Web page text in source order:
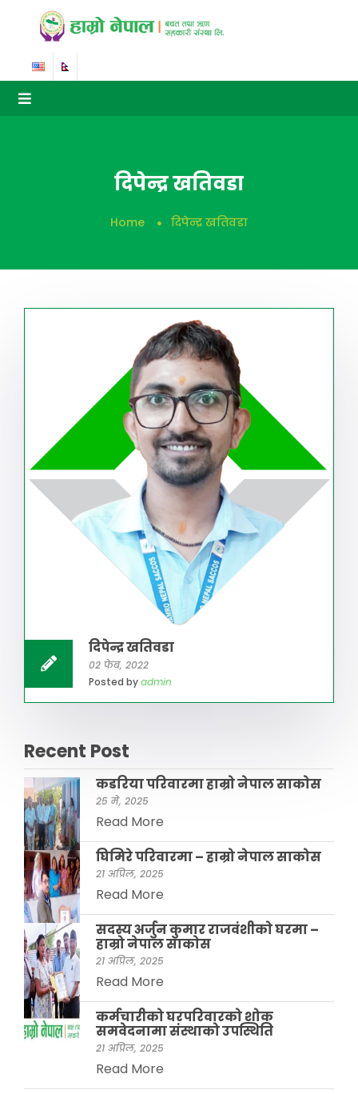
दिपेन्द्र खतिवडा
Home दिपेन्द्र खतिवडा
दिपेन्द्र खतिवडा
02 फेब, 2022
Posted byadmin
Recent Post
कडरिया परिवारमा हाम्राे नेपाल साकाेस
25 मे, 2025
Read More
घिमिरे परिवारमा – हाम्रो नेपाल साकोस
21 अप्रिल, 2025
Read More
सदस्य अर्जुन कुमार राजवंशीकाे घरमा –
हाम्रो नेपाल साकाेस
21 अप्रिल, 2025
Read More
कर्मचारीको घरपरिवारको शोक
समवेदनामा संस्थाको उपस्थिति
21 अप्रिल, 2025
Read More